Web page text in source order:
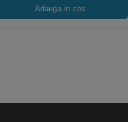
Adauga in cos